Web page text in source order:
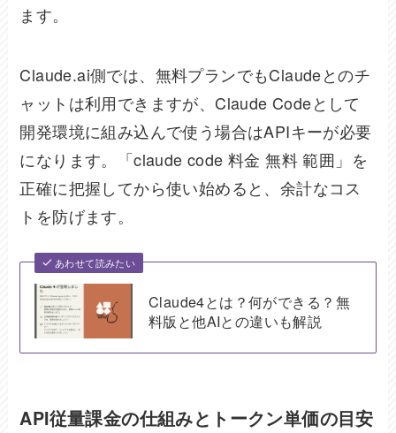
ます。
Claude.ai側では、無料プランでもClaudeとのチ
ャットは利用できますが、Claude Codeとして
開発環境に組み込んで使う場合はAPIキーが必要
になります。「claude code 料金 無料 範囲」を
正確に把握してから使い始めると、余計なコス
トを防げます。
あわせて読みたい
Claude4とは？何ができる？無
料版と他AIとの違いも解説
API従量課金の仕組みとトークン単価の目安